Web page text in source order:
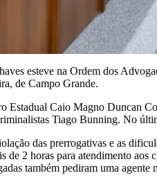
esteve na Ordem dos
de Campo Grande.
Caio Magno Duncan
Tiago Bunning. No
das prerrogativas e as
de 2 horas para atendimento
também pediram uma agente